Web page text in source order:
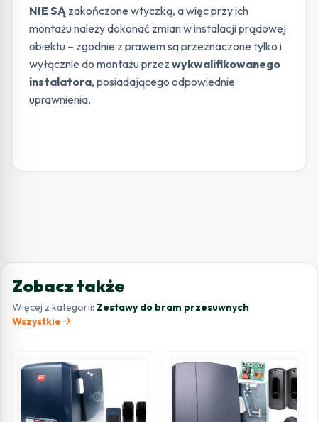
NIE SĄ zakończone wtyczką, a więc przy ich
montażu należy dokonać zmian w instalacji prądowej
obiektu – zgodnie z prawem są przeznaczone tylko i
wyłącznie do montażu przez wykwalifikowanego
instalatora, posiadającego odpowiednie
uprawnienia.
Zobacz także
Więcej z kategorii: Zestawy do bram przesuwnych
Wszystkie arrow_forward